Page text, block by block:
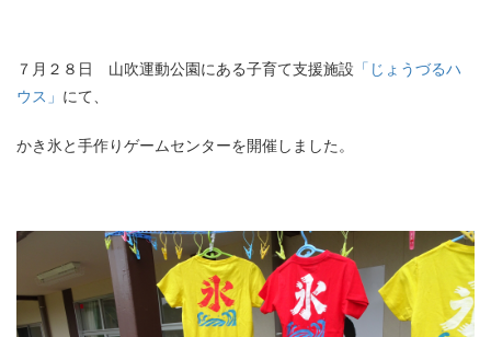
７月２８日 山吹運動公園にある子育て支援施設 「じょうづるハ
ウス」 にて、
かき氷と手作りゲームセンターを開催しました。